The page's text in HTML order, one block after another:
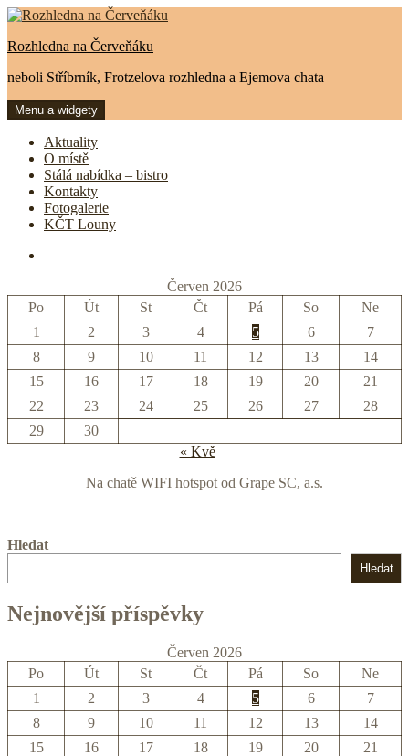
Přejít
obsahu
Rozhledna na Červeňáku
neboli Stříbrník, Frotzelova rozhledna a Ejemova chata
Menu a widgety
Aktuality
O místě
Stálá nabídka – bistro
Kontakty
Fotogalerie
KČT Louny
Červen 2026
Po
Út St Čt Pá So
Ne
1
2 3 4 5 6
7
8
9 10 11 12 13
14
15
16 17 18 19 20
21
22
23 24 25 26 27
28
29
30
« Kvě
Na chatě WIFI hotspot od Grape SC, a.s.
Hledat
Hledat
Nejnovější příspěvky
Červen 2026
Po
Út St Čt Pá So
Ne
1
2 3 4 5 6
7
8
9 10 11 12 13
14
15
16 17 18 19 20
21